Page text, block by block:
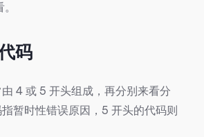
码
4 或 5 开头组成，再分别来看分
暂时性错误原因，5 开头的代码则